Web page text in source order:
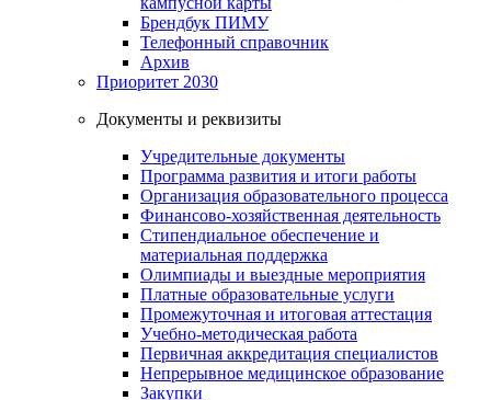
Брендбук ПИМУ
Телефонный справочник
Архив
Приоритет 2030
Документы и реквизиты
Учредительные документы
Программа развития и итоги работы
Организация образовательного процесса
Финансово-хозяйственная деятельность
Стипендиальное обеспечение и
материальная поддержка
Олимпиады и выездные мероприятия
Платные образовательные услуги
Промежуточная и итоговая аттестация
Учебно-методическая работа
Первичная аккредитация специалистов
Непрерывное медицинское образование
Закупки